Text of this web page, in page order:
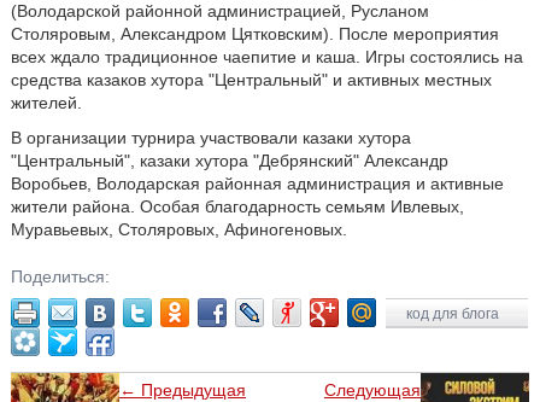
(Володарской районной администрацией, Русланом
Столяровым, Александром Цятковским). После мероприятия
всех ждало традиционное чаепитие и каша. Игры состоялись на
средства казаков хутора "Центральный" и активных местных
жителей.
В организации турнира участвовали казаки хутора
"Центральный", казаки хутора "Дебрянский" Александр
Воробьев, Володарская районная администрация и активные
жители района. Особая благодарность семьям Ивлевых,
Муравьевых, Столяровых, Афиногеновых.
Поделиться:
код для блога
← Предыдущая
Следующая